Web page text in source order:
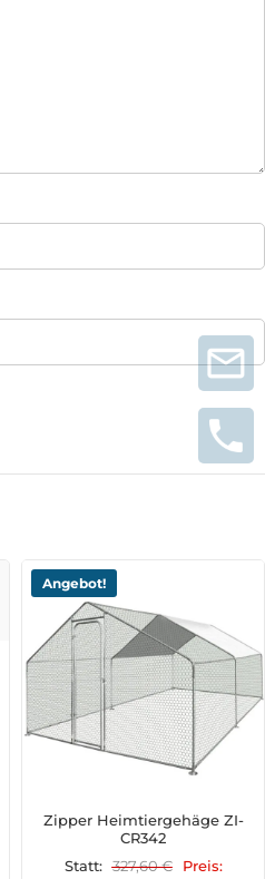
Angebot!
Zipper Heimtiergehäge ZI-
CR342
Statt: 327,60€ Preis: